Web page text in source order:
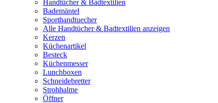
Handtücher & Badtextilien
Bademäntel
Sporthandtuecher
Alle Handtücher & Badtextilien anzeigen
Kerzen
Küchenartikel
Besteck
Küchenmesser
Lunchboxen
Schneidebretter
Strohhalme
Öffner